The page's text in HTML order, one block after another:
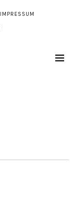
IMPRESSUM